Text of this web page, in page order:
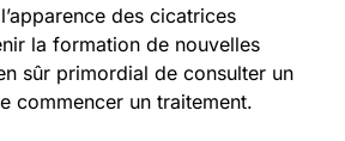
des cicatrices
la formation de nouvelles
sûr primordial de consulter un
commencer un traitement.